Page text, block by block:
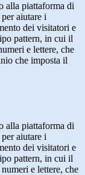
alla piattaforma di
aiutare i
dei visitatori e
pattern, in cui il
e lettere, che
che imposta il
alla piattaforma di
aiutare i
dei visitatori e
pattern, in cui il
e lettere, che